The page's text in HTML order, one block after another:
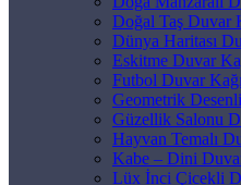
Doğal Taş Duvar
Dünya Haritası
Eskitme Duvar
Futbol Duvar
Geometrik
Güzellik Salonu
Hayvan Temalı
Kabe – Dini
Lüx İnci Çicekli